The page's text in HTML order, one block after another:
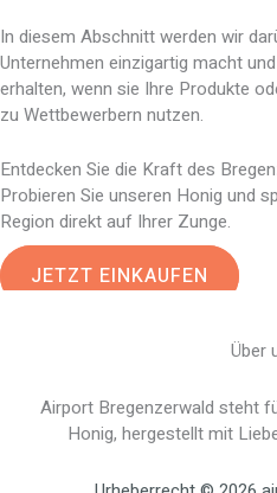
In diesem Abschnitt werden wir
Unternehmen einzigartig macht
erhalten, wenn sie Ihre Produkte
zu Wettbewerbern nutzen.
Entdecken Sie die Kraft des
Probieren Sie unseren Honig und
Region direkt auf Ihrer Zunge.
JETZT EINKAUFEN
Über
Airport Bregenzerwald steht
Honig, hergestellt mit